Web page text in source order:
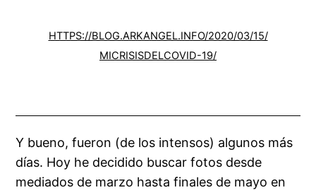
HTTPS://BLOG.ARKANGEL.INFO/2020/03/15/
MICRISISDELCOVID-19/
Y bueno, fueron (de los intensos) algunos más
días. Hoy he decidido buscar fotos desde
mediados de marzo hasta finales de mayo en